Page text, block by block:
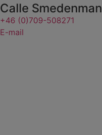
Calle Smedenman
+46 (0)709-508271
E-mail